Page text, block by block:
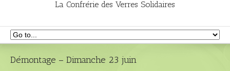
La Confrérie des Verres Solidaires
Démontage – Dimanche 23 juin